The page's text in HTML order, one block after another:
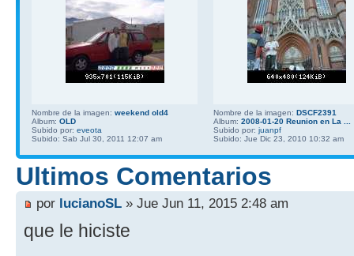
Nombre de la imagen: weekend old4
Album: OLD
Subido por: eveota
Subido: Sab Jul 30, 2011 12:07 am
Nombre de la imagen: DSCF2391
Album: 2008-01-20 Reunion en La ...
Subido por: juanpf
Subido: Jue Dic 23, 2010 10:32 am
Ultimos Comentarios
por lucianoSL » Jue Jun 11, 2015 2:48 am
que le hiciste